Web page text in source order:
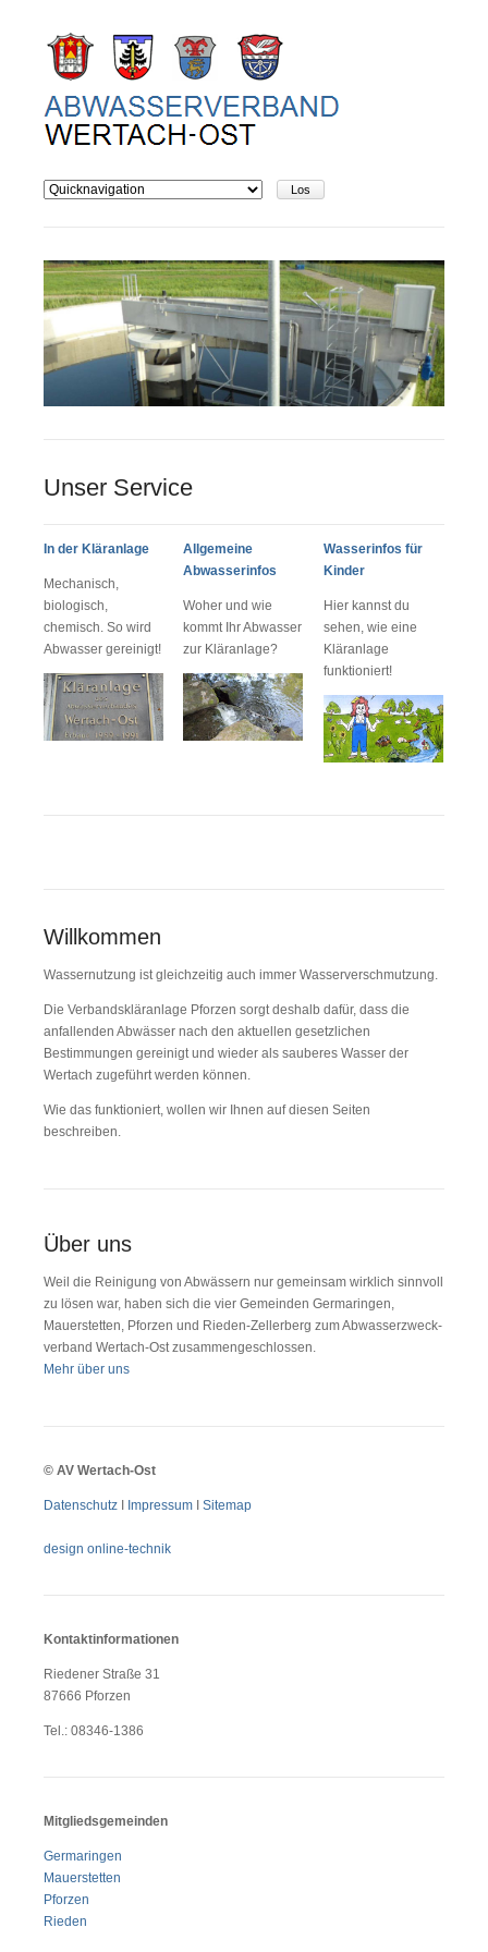
Unser Service
In der Kläranlage
Mechanisch,
biologisch,
chemisch. So wird
Abwasser gereinigt!
Allgemeine
Abwasserinfos
Woher und wie
kommt Ihr Abwasser
zur Kläranlage?
Wasserinfos für
Kinder
Hier kannst du
sehen, wie eine
Kläranlage
funktioniert!
Willkommen
Wassernutzung ist gleichzeitig auch immer Wasser­ver­schmutzung.
Die Verbandskläranlage Pforzen sorgt deshalb dafür, dass die
anfal­lenden Abwässer nach den aktuellen gesetzlichen
Bestimmungen gereinigt und wieder als sauberes Wasser der
Wertach zugeführt werden können.
Wie das funktioniert, wollen wir Ihnen auf diesen Seiten
beschreiben.
Über uns
Weil die Reinigung von Abwässern nur gemeinsam wirklich sinnvoll
zu lösen war, haben sich die vier Gemeinden Germaringen,
Mauerstetten, Pforzen und Rieden-Zellerberg zum Ab­was­ser­zweck­
ver­band Wertach-Ost zusam­men­ge­schlossen.
Mehr über uns
© AV Wertach-Ost
Datenschutz Impressum Sitemap
design online-technik
Kontaktinformationen
Riedener Straße 31
87666 Pforzen
Tel.: 08346-1386
Mitgliedsgemeinden
Germaringen
Mauerstetten
Pforzen
Rieden